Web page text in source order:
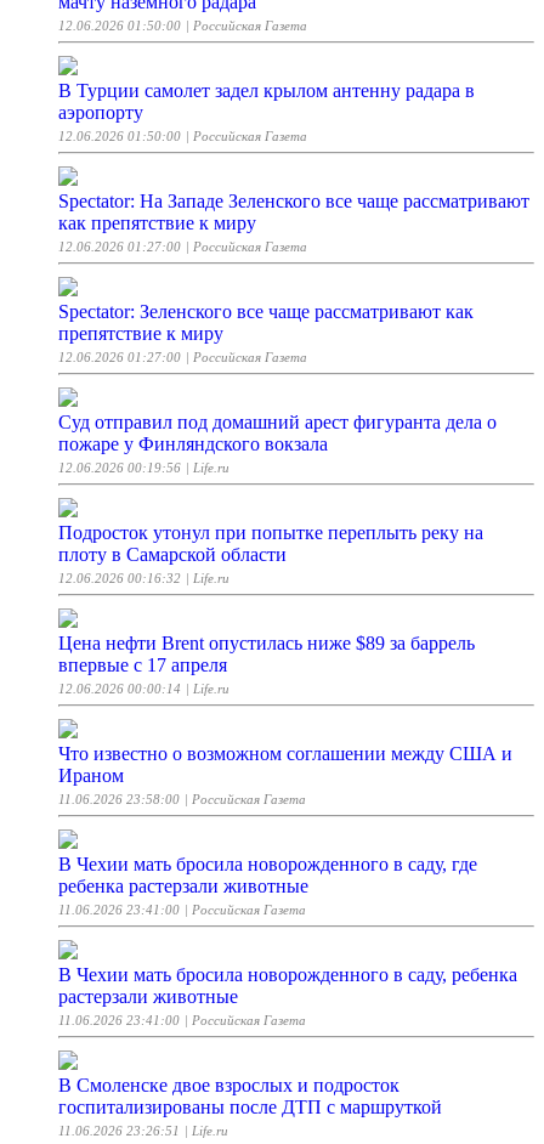
12.06.2026 01:50:00 | Российская Газета
В Турции самолет задел крылом антенну радара в
аэропорту
12.06.2026 01:50:00 | Российская Газета
Spectator: На Западе Зеленского все чаще рассматривают
как препятствие к миру
12.06.2026 01:27:00 | Российская Газета
Spectator: Зеленского все чаще рассматривают как
препятствие к миру
12.06.2026 01:27:00 | Российская Газета
Суд отправил под домашний арест фигуранта дела о
пожаре у Финляндского вокзала
12.06.2026 00:19:56 | Life.ru
Подросток утонул при попытке переплыть реку на
плоту в Самарской области
12.06.2026 00:16:32 | Life.ru
Цена нефти Brent опустилась ниже $89 за баррель
впервые с 17 апреля
12.06.2026 00:00:14 | Life.ru
Что известно о возможном соглашении между США и
Ираном
11.06.2026 23:58:00 | Российская Газета
В Чехии мать бросила новорожденного в саду, где
ребенка растерзали животные
11.06.2026 23:41:00 | Российская Газета
В Чехии мать бросила новорожденного в саду, ребенка
растерзали животные
11.06.2026 23:41:00 | Российская Газета
В Смоленске двое взрослых и подросток
госпитализированы после ДТП с маршруткой
11.06.2026 23:26:51 | Life.ru